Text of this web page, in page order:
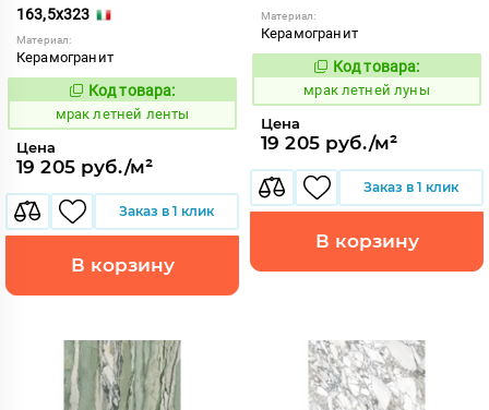
163,5x323
Материал:
Керамогранит
1052793
Код товара:
мрак летней ленты
Цена
19 205 руб./м²
Заказ в 1 клик
В корзину
Материал:
Керамогранит
1052795
Код товара:
мрак летней луны
Цена
19 205 руб./м²
Заказ в 1 клик
В корзину